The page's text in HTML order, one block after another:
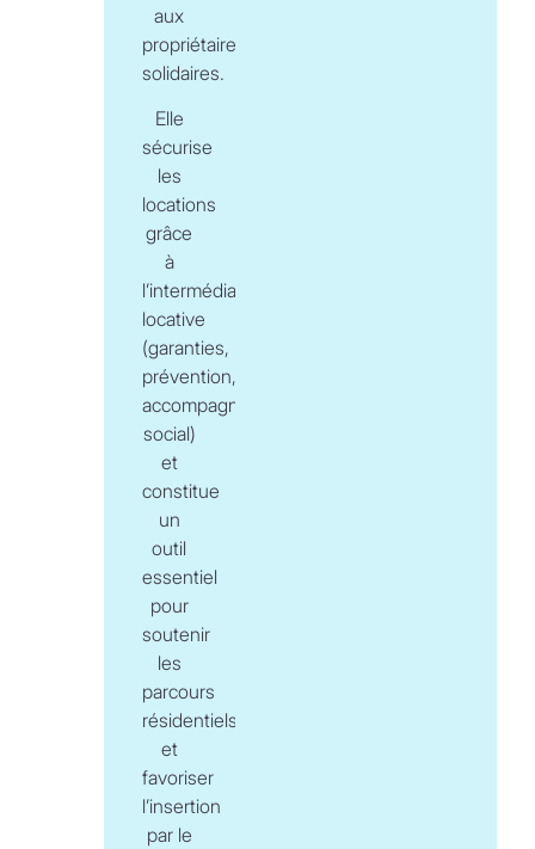
aux
propriétaires
solidaires.
Elle
sécurise
les
locations
grâce
à
l’intermédiation
locative
(garanties,
prévention,
accompagnement
social)
et
constitue
un
outil
essentiel
pour
soutenir
les
parcours
résidentiels
et
favoriser
l’insertion
par le